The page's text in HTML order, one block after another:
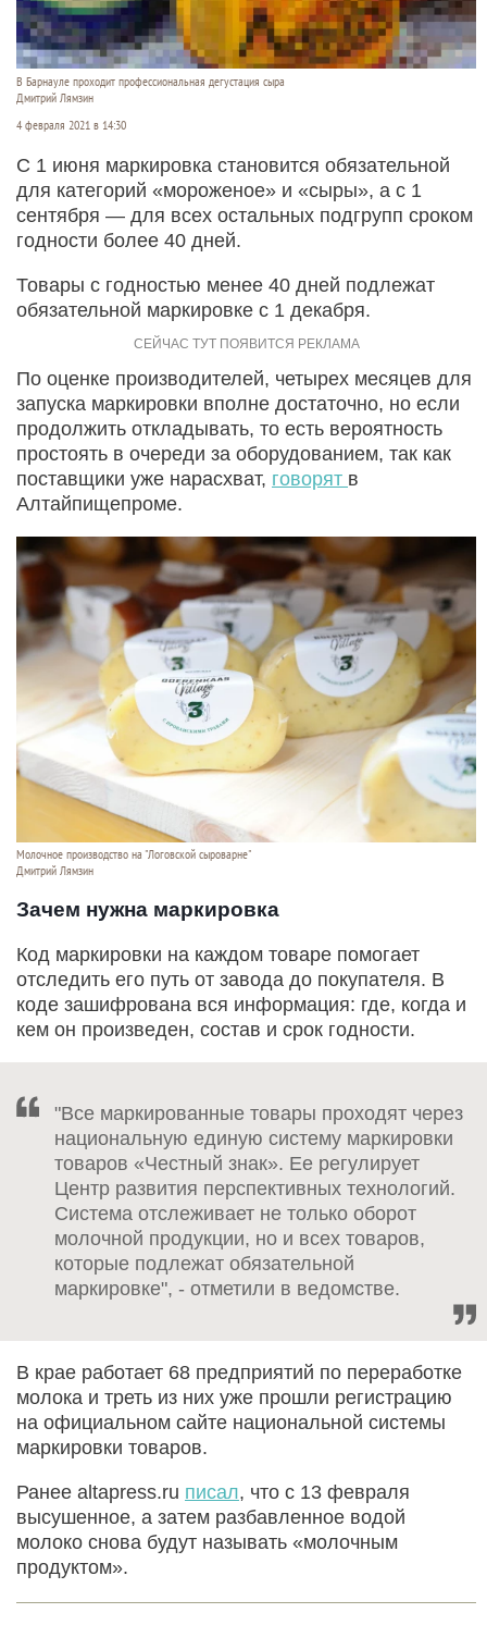
В Барнауле проходит профессиональная дегустация сыра
Дмитрий Лямзин
4 февраля 2021 в 14:30
С 1 июня маркировка становится обязательной
для категорий «мороженое» и «сыры», а с 1
сентября — для всех остальных подгрупп сроком
годности более 40 дней.
Товары с годностью менее 40 дней подлежат
обязательной маркировке с 1 декабря.
По оценке производителей, четырех месяцев для
запуска маркировки вполне достаточно, но если
продолжить откладывать, то есть вероятность
простоять в очереди за оборудованием, так как
поставщики уже нарасхват, говорят в
Алтайпищепроме.
Молочное производство на "Логовской сыроварне"
Дмитрий Лямзин
Зачем нужна маркировка
Код маркировки на каждом товаре помогает
отследить его путь от завода до покупателя. В
коде зашифрована вся информация: где, когда и
кем он произведен, состав и срок годности.
"Все маркированные товары проходят через
национальную единую систему маркировки
товаров «Честный знак». Ее регулирует
Центр развития перспективных технологий.
Система отслеживает не только оборот
молочной продукции, но и всех товаров,
которые подлежат обязательной
маркировке", - отметили в ведомстве.
В крае работает 68 предприятий по переработке
молока и треть из них уже прошли регистрацию
на официальном сайте национальной системы
маркировки товаров.
Ранее altapress.ru писал, что с 13 февраля
высушенное, а затем разбавленное водой
молоко снова будут называть «молочным
продуктом».